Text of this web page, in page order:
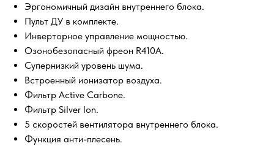
Эргономичный дизайн внутреннего блока.
Пульт ДУ в комплекте.
Инверторное управление мощностью.
Озонобезопасный фреон R410A.
Супернизкий уровень шума.
Встроенный ионизатор воздуха.
Фильтр Active Carbone.
Фильтр Silver Ion.
5 скоростей вентилятора внутреннего блока.
Функция анти-плесень.